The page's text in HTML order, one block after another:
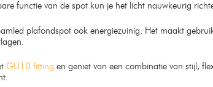
functie van de spot kun je het licht nauwkeurig
plafondspot ook energiezuinig. Het maakt
GU10 fitting en geniet van een combinatie van stijl,